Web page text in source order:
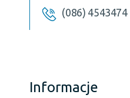
(086) 4543474
Informacje